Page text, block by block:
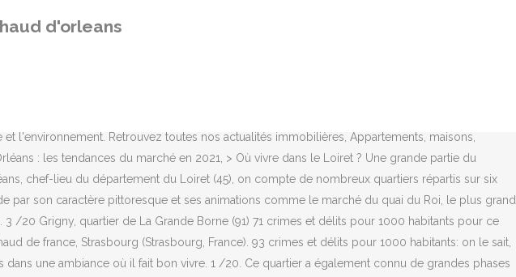
d'orleans
supérieur s'y est installé et le quartier fait l'objet d'une rénovation depuis 2016 afin de restaurer
l'environnement. Retrouvez toutes nos actualités immobilières, Appartements, maisons,
: les tendances du marché en 2021, > Où vivre dans le Loiret ? Une grande partie du
chef-lieu du département du Loiret (45), on compte de nombreux quartiers répartis sur six
par son caractère pittoresque et ses animations comme le marché du quai du Roi, le plus grand
/20 Grigny, quartier de La Grande Borne (91) 71 crimes et délits pour 1000 habitants pour ce
de france, Strasbourg (Strasbourg, France). 93 crimes et délits pour 1000 habitants: on le sait,
une ambiance où il fait bon vivre. 1 /20. Ce quartier a également connu de grandes phases